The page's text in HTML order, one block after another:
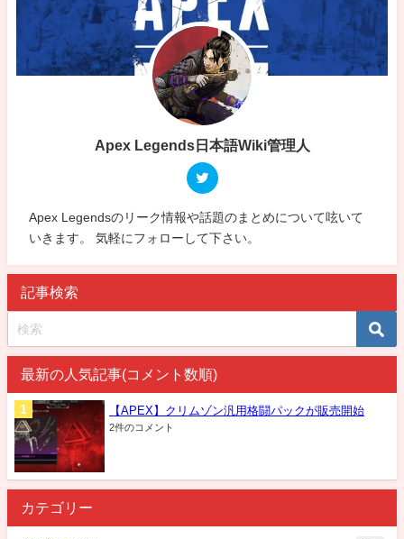
Apex Legends日本語Wiki管理人
Apex Legendsのリーク情報や話題のまとめについて呟いて
いきます。 気軽にフォローして下さい。
記事検索
最新の人気記事(コメント数順)
【APEX】クリムゾン汎用格闘パックが販売開始
2件のコメント
カテゴリー